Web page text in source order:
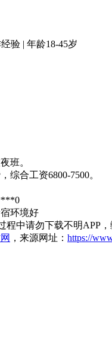
验 | 年龄18-45岁
班。
综合工资6800-7500。
环境好
程中请勿下载不明APP
，来源网址： https://